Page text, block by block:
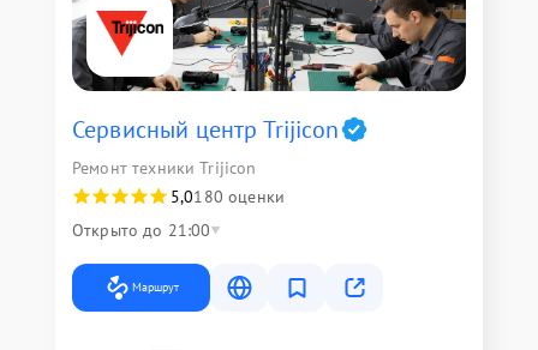
Сервисный центр Trijicon
Ремонт техники Trijicon
5,0180 оценки
Открыто до 21:00
Маршрут